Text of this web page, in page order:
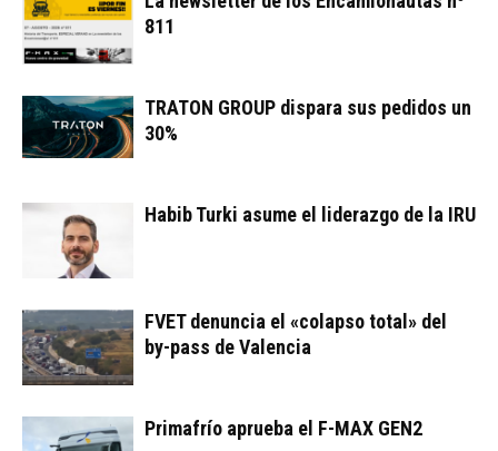
811
TRATON GROUP dispara sus pedidos un
30%
Habib Turki asume el liderazgo de la IRU
FVET denuncia el «colapso total» del
by-pass de Valencia
Primafrío aprueba el F-MAX GEN2